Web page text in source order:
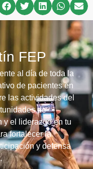
FEP
al día de toda la
de pacientes en
las actividades del
de
y el liderazgo en tu
fortalecer la
y defensa